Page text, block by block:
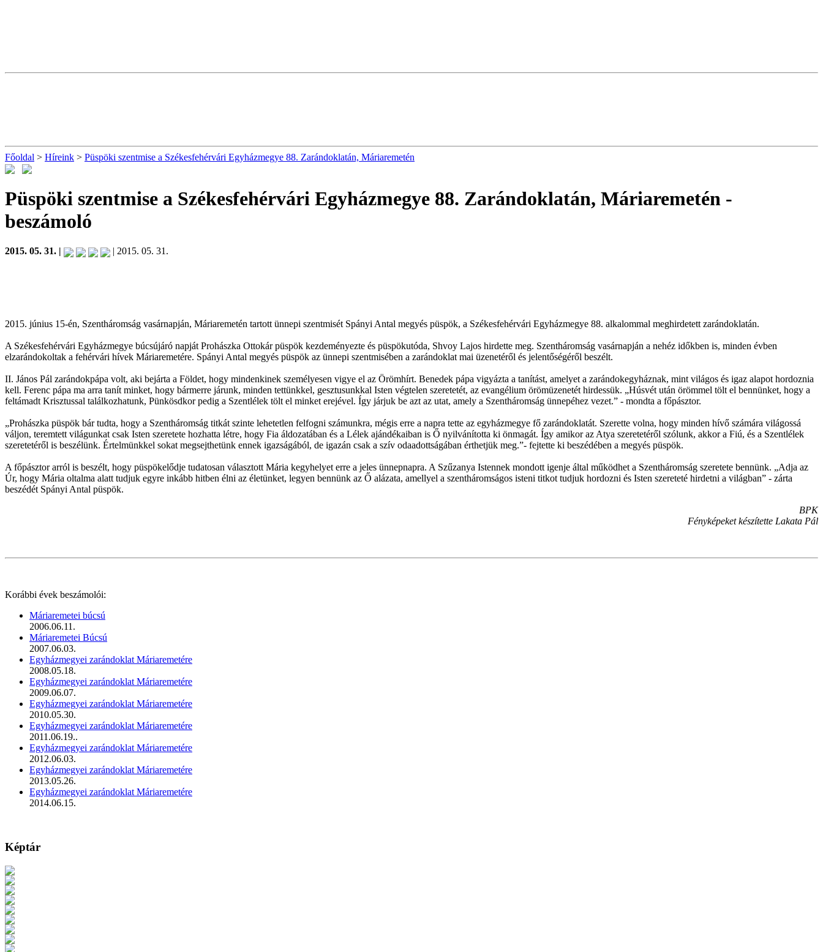
Főoldal > Híreink > Püspöki szentmise a Székesfehérvári Egyházmegye 88. Zarándoklatán, Máriaremetén
Püspöki szentmise a Székesfehérvári Egyházmegye 88. Zarándoklatán, Máriaremetén -
beszámoló
2015. 05. 31. | | 2015. 05. 31.
2015. június 15-én, Szentháromság vasárnapján, Máriaremetén tartott ünnepi szentmisét Spányi Antal megyés püspök, a Székesfehérvári Egyházmegye 88. alkalommal meghirdetett zarándoklatán.
A Székesfehérvári Egyházmegye búcsújáró napját Prohászka Ottokár püspök kezdeményezte és püspökutóda, Shvoy Lajos hirdette meg. Szentháromság vasárnapján a nehéz időkben is, minden évben
elzarándokoltak a fehérvári hívek Máriaremetére. Spányi Antal megyés püspök az ünnepi szentmisében a zarándoklat mai üzenetéről és jelentőségéről beszélt.
II. János Pál zarándokpápa volt, aki bejárta a Földet, hogy mindenkinek személyesen vigye el az Örömhírt. Benedek pápa vigyázta a tanítást, amelyet a zarándokegyháznak, mint világos és igaz alapot hordoznia
kell. Ferenc pápa ma arra tanít minket, hogy bármerre járunk, minden tettünkkel, gesztusunkkal Isten végtelen szeretetét, az evangélium örömüzenetét hirdessük. „Húsvét után örömmel tölt el bennünket, hogy a
feltámadt Krisztussal találkozhatunk, Pünkösdkor pedig a Szentlélek tölt el minket erejével. Így járjuk be azt az utat, amely a Szentháromság ünnepéhez vezet.” - mondta a főpásztor.
„Prohászka püspök bár tudta, hogy a Szentháromság titkát szinte lehetetlen felfogni számunkra, mégis erre a napra tette az egyházmegye fő zarándoklatát. Szerette volna, hogy minden hívő számára világossá
váljon, teremtett világunkat csak Isten szeretete hozhatta létre, hogy Fia áldozatában és a Lélek ajándékaiban is Ő nyilvánította ki önmagát. Így amikor az Atya szeretetéről szólunk, akkor a Fiú, és a Szentlélek
szeretetéről is beszélünk. Értelmünkkel sokat megsejthetünk ennek igazságából, de igazán csak a szív odaadottságában érthetjük meg.”- fejtette ki beszédében a megyés püspök.
A főpásztor arról is beszélt, hogy püspökelődje tudatosan választott Mária kegyhelyet erre a jeles ünnepnapra. A Szűzanya Istennek mondott igenje által működhet a Szentháromság szeretete bennünk. „Adja az
Úr, hogy Mária oltalma alatt tudjuk egyre inkább hitben élni az életünket, legyen bennünk az Ő alázata, amellyel a szentháromságos isteni titkot tudjuk hordozni és Isten szereteté hirdetni a világban” - zárta
beszédét Spányi Antal püspök.
BPK
Fényképeket készítette Lakata Pál
Korábbi évek beszámolói:
Máriaremetei búcsú
2006.06.11.
Máriaremetei Búcsú
2007.06.03.
Egyházmegyei zarándoklat Máriaremetére
2008.05.18.
Egyházmegyei zarándoklat Máriaremetére
2009.06.07.
Egyházmegyei zarándoklat Máriaremetére
2010.05.30.
Egyházmegyei zarándoklat Máriaremetére
2011.06.19..
Egyházmegyei zarándoklat Máriaremetére
2012.06.03.
Egyházmegyei zarándoklat Máriaremetére
2013.05.26.
Egyházmegyei zarándoklat Máriaremetére
2014.06.15.
Képtár